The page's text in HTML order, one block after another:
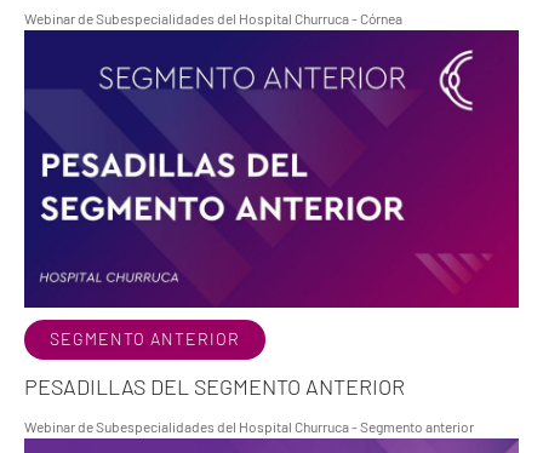
Webinar de Subespecialidades del Hospital Churruca - Córnea
SEGMENTO ANTERIOR
PESADILLAS DEL SEGMENTO ANTERIOR
Webinar de Subespecialidades del Hospital Churruca - Segmento anterior